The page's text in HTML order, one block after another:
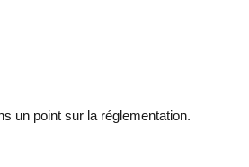
un point sur la réglementation.